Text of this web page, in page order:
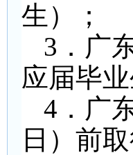
生）；
3 ．广
应届毕业
4 ．广
日）前